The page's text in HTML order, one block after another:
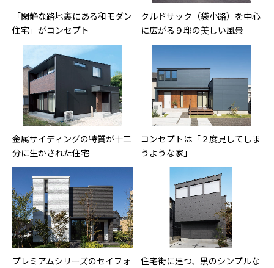
「閑静な路地裏にある和モダン
住宅」がコンセプト
クルドサック（袋小路）を中心
に広がる９邸の美しい風景
金属サイディングの特質が十二
分に生かされた住宅
コンセプトは「２度見してしま
うような家」
プレミアムシリーズのセイフォ
住宅街に建つ、黒のシンプルな